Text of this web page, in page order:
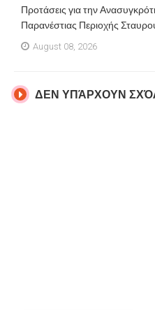
Προτάσεις για την
Παρανέστιας Περιοχής
August 08, 2026
ΔΕΝ ΥΠΆΡΧΟΥΝ